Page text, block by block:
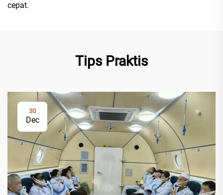
cepat.
Tips Praktis
30
Dec